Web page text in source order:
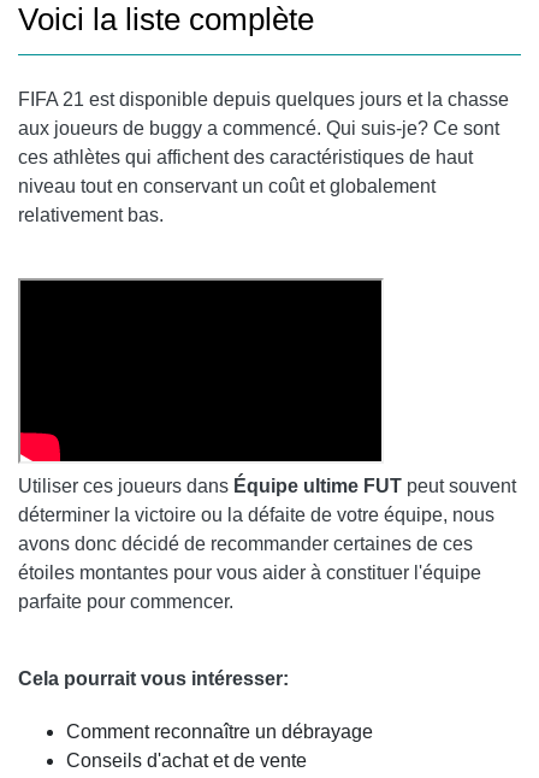
Voici la liste complète
FIFA 21 est disponible depuis quelques jours et la chasse
aux joueurs de buggy a commencé. Qui suis-je? Ce sont
ces athlètes qui affichent des caractéristiques de haut
niveau tout en conservant un coût et globalement
relativement bas.
Utiliser ces joueurs dans Équipe ultime FUT peut souvent
déterminer la victoire ou la défaite de votre équipe, nous
avons donc décidé de recommander certaines de ces
étoiles montantes pour vous aider à constituer l'équipe
parfaite pour commencer.
Cela pourrait vous intéresser:
Comment reconnaître un débrayage
Conseils d'achat et de vente